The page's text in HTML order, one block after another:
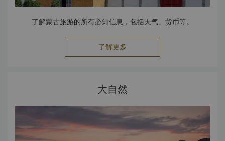
了解蒙古旅游的所有必知信息，包括天气、货币等。
了解更多
大自然